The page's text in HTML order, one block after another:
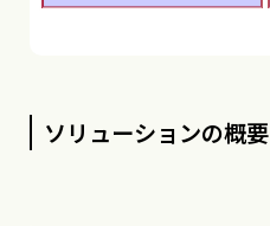
ソリューションの概要